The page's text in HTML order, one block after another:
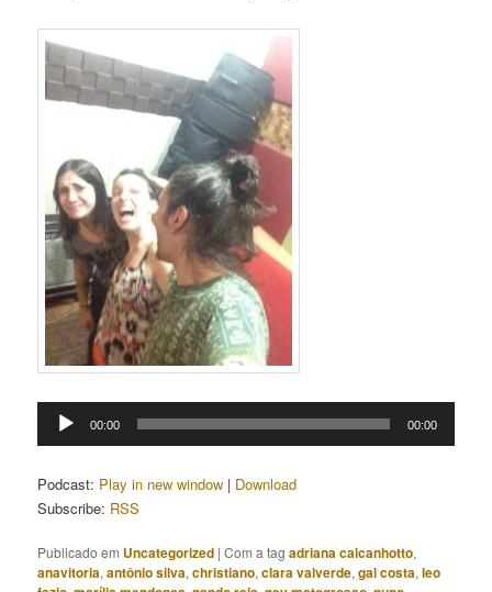
Tocador
00:00 00:00
Podcast: Play in new window | Download
Subscribe: RSS
Publicado em Uncategorized |Com a tagadriana calcanhotto,
anavitoria,antônio silva,christiano,clara valverde,gal costa,leo